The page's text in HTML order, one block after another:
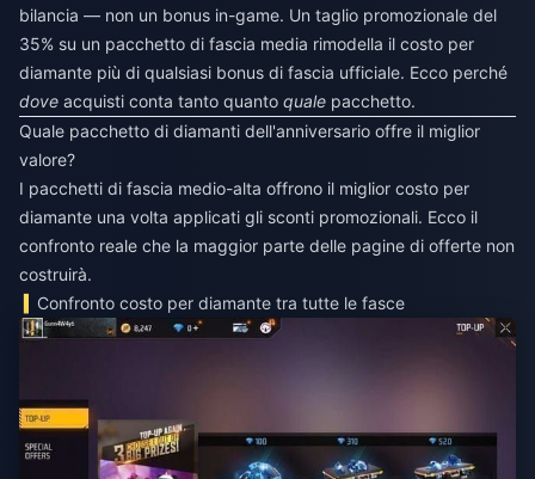
bilancia — non un bonus in-game. Un taglio promozionale del
35% su un pacchetto di fascia media rimodella il costo per
diamante più di qualsiasi bonus di fascia ufficiale. Ecco perché
dove acquisti conta tanto quanto quale pacchetto.
Quale pacchetto di diamanti dell'anniversario offre il miglior
valore?
I pacchetti di fascia medio-alta offrono il miglior costo per
diamante una volta applicati gli sconti promozionali. Ecco il
confronto reale che la maggior parte delle pagine di offerte non
costruirà.
Confronto costo per diamante tra tutte le fasce